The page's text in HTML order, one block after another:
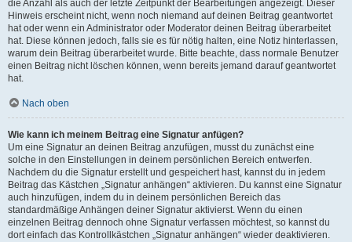
die Anzahl als auch der letzte Zeitpunkt der Bearbeitungen angezeigt. Dieser
Hinweis erscheint nicht, wenn noch niemand auf deinen Beitrag geantwortet
hat oder wenn ein Administrator oder Moderator deinen Beitrag überarbeitet
hat. Diese können jedoch, falls sie es für nötig halten, eine Notiz hinterlassen,
warum dein Beitrag überarbeitet wurde. Bitte beachte, dass normale Benutzer
einen Beitrag nicht löschen können, wenn bereits jemand darauf geantwortet
hat.
Nach oben
Wie kann ich meinem Beitrag eine Signatur anfügen?
Um eine Signatur an deinen Beitrag anzufügen, musst du zunächst eine
solche in den Einstellungen in deinem persönlichen Bereich entwerfen.
Nachdem du die Signatur erstellt und gespeichert hast, kannst du in jedem
Beitrag das Kästchen „Signatur anhängen“ aktivieren. Du kannst eine Signatur
auch hinzufügen, indem du in deinem persönlichen Bereich das
standardmäßige Anhängen deiner Signatur aktivierst. Wenn du einen
einzelnen Beitrag dennoch ohne Signatur verfassen möchtest, so kannst du
dort einfach das Kontrollkästchen „Signatur anhängen“ wieder deaktivieren.